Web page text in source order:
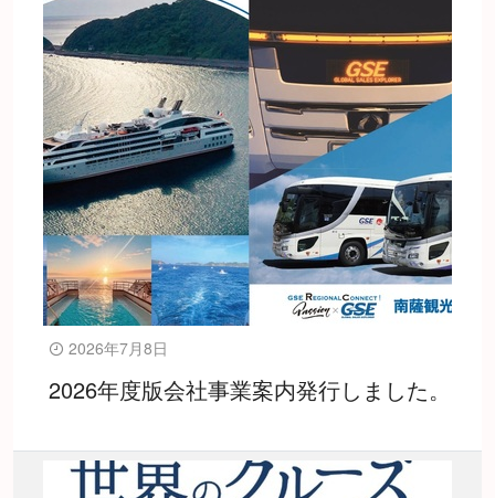
2026年7月8日
2026年度版会社事業案内発行しました。